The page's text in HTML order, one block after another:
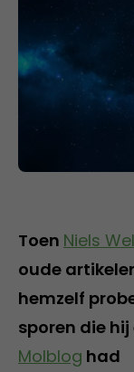
Toen Niels
oude
hemzelf
sporen die
Molblog had